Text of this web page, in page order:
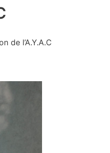
de l’A.Y.A.C